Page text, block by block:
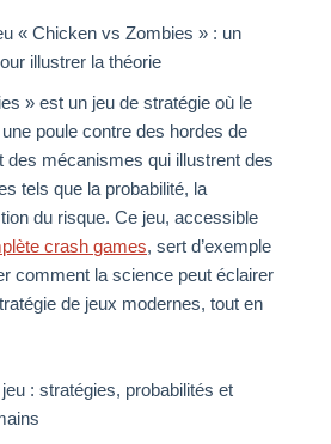
« Chicken vs Zombies » : un
illustrer la théorie
» est un jeu de stratégie où le
poule contre des hordes de
des mécanismes qui illustrent des
tels que la probabilité, la
du risque. Ce jeu, accessible
crash games, sert d’exemple
comment la science peut éclairer
de jeux modernes, tout en
: stratégies, probabilités et